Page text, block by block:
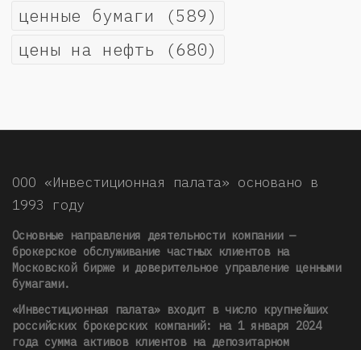
ценные бумаги (589)
цены на нефть (680)
ООО «Инвестиционная палата» основано в
1993 году
Основные направления деятельности компании —
брокерское обслуживание частных клиентов на
Московской бирже и доверительное управление ценными
бумагами.
«Инвестиционная палата» входит в число крупнейших
российских брокерских компаний: на 1 января 2024
года сумма активов клиентов на депозитарном